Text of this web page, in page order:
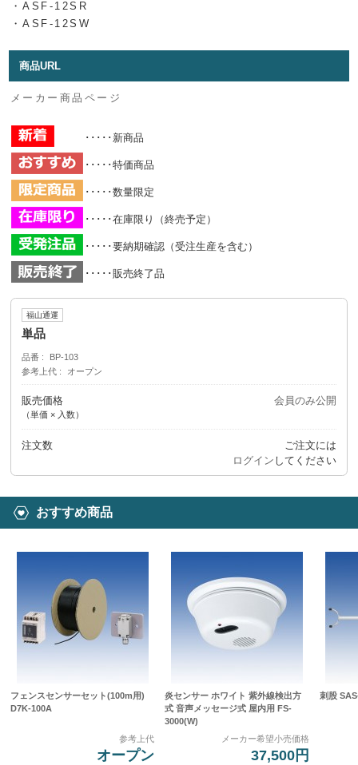
・ASF-12SR
・ASF-12SW
商品URL
メーカー商品ページ
･････新商品
･････特価商品
･････数量限定
･････在庫限り（終売予定）
･････要納期確認（受注生産を含む）
･････販売終了品
福山通運
単品
品番
BP-103
参考上代
オープン
販売価格
（単価 × 入数）
会員のみ公開
注文数
ご注文には
ログイン してください
おすすめ商品
フェンスセンサーセット(100m用)
D7K-100A
参考上代
オープン
炎センサー ホワイト 紫外線検出方
式 音声メッセージ式 屋内用 FS-
3000(W)
メーカー希望小売価格
37,500円
刺股